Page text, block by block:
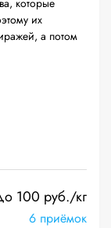
которые
их
а потом
100 руб./кг
6 приёмок